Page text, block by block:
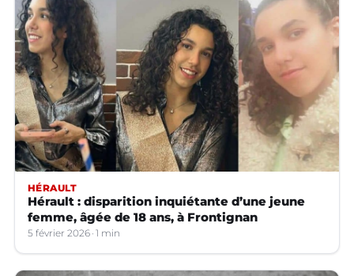
HÉRAULT
Hérault : disparition inquiétante d’une jeune
femme, âgée de 18 ans, à Frontignan
5 février 2026 1 min